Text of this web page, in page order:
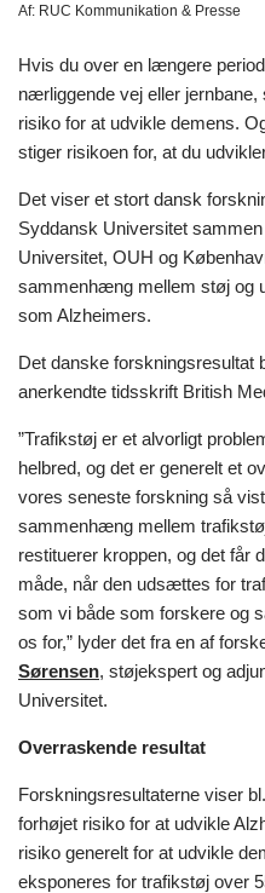
Af: RUC Kommunikation & Presse
Hvis du over en længere
nærliggende vej eller
risiko for at udvikle demens.
stiger risikoen for, at du
Det viser et stort dansk
Syddansk Universitet
Universitet, OUH og
sammenhæng mellem støj og
som Alzheimers.
Det danske forskningsresultat
anerkendte tidsskrift British
”Trafikstøj er et alvorligt
helbred, og det er generelt et
vores seneste forskning så
sammenhæng mellem
restituerer kroppen, og det får
måde, når den udsættes for
som vi både som forskere og
os for,” lyder det fra en af
Sørensen, støjekspert og
Universitet.
Overraskende resultat
Forskningsresultaterne viser
forhøjet risiko for at udvikle
risiko generelt for at udvikle
eksponeres for trafikstøj over